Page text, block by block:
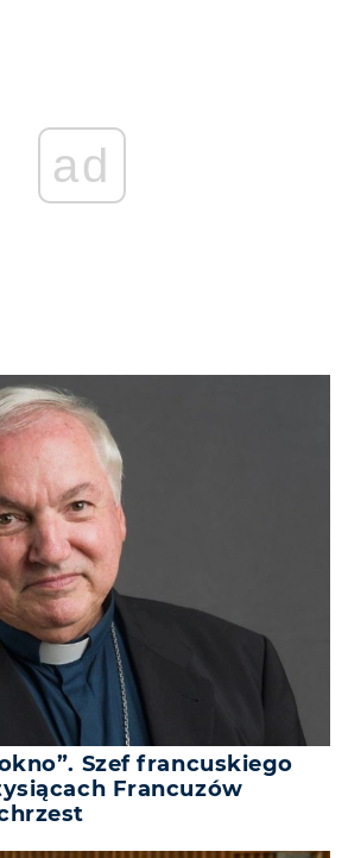
Szef francuskiego
Francuzów